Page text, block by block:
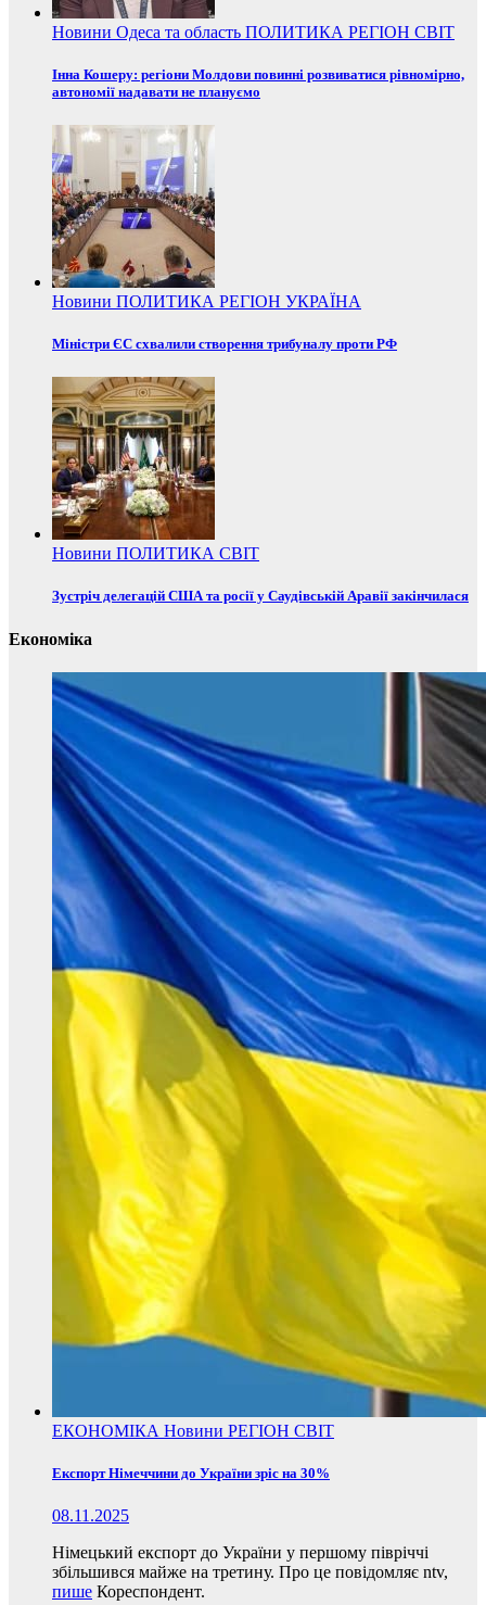
Новини Одеса та область ПОЛИТИКА РЕГІОН СВІТ
Інна Кошеру: регіони Молдови повинні розвиватися рівномірно,
автономії надавати не плануємо
Новини ПОЛИТИКА РЕГІОН УКРАЇНА
Міністри ЄС схвалили створення трибуналу проти РФ
Новини ПОЛИТИКА СВІТ
Зустріч делегацій США та росії у Саудівській Аравії закінчилася
Економіка
ЕКОНОМІКА Новини РЕГІОН СВІТ
Експорт Німеччини до України зріс на 30%
08.11.2025
Німецький експорт до України у першому півріччі
збільшився майже на третину. Про це повідомляє ntv,
пише Кореспондент.